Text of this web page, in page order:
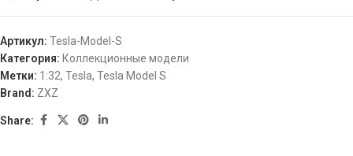
Артикул: Tesla-Model-S
Категория: Коллекционные модели
Метки: 1:32, Tesla, Tesla Model S
Brand: ZXZ
Share: